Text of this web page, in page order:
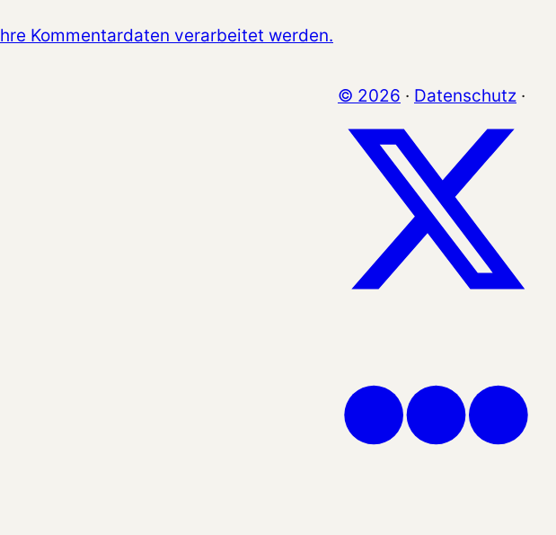
Kommentardaten verarbeitet werden.
© 2026 · Datenschutz ·